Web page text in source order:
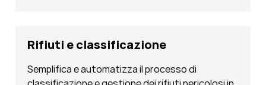
Rifiuti e classificazione
Semplifica e automatizza il processo di